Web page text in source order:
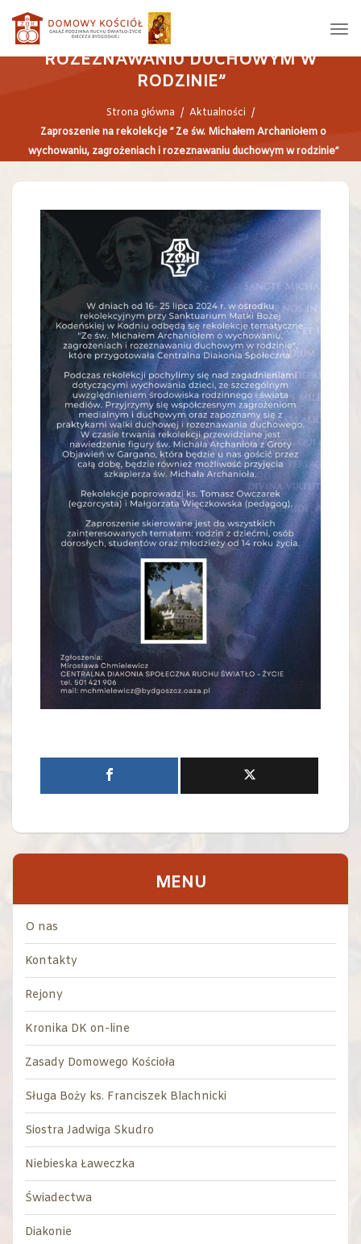
MICHAŁEM ARCHANIOŁEM O
WYCHOWANIU, ZAGROŻENIACH I
ROZEZNAWANIU DUCHOWYM W
RODZINIE”
Strona główna / Aktualności /
Zaproszenie na rekolekcje ” Ze św. Michałem Archaniołem o
wychowaniu, zagrożeniach i rozeznawaniu duchowym w rodzinie”
MENU
O nas
Kontakty
Rejony
Kronika DK on-line
Zasady Domowego Kościoła
Sługa Boży ks. Franciszek Blachnicki
Siostra Jadwiga Skudro
Niebieska Ławeczka
Świadectwa
Diakonie